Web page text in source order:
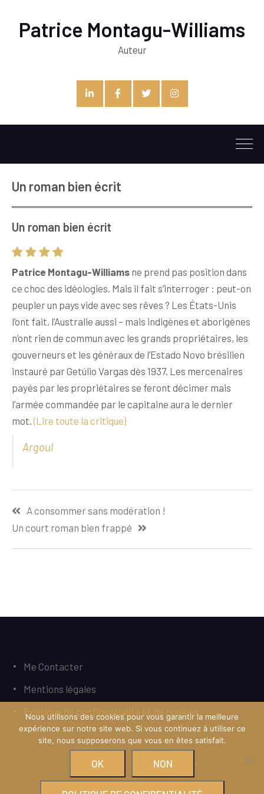
Patrice Montagu-Williams
Auteur
Un roman bien écrit
Un roman bien écrit
Patrice Montagu-Williams ne prend pas position dans
ce choc des idéologies. Mais il fait s’interroger : peut-on
peupler un pays vide avec ses rêves ? Les États-Unis
l’ont fait, l’Australie aussi – mais indigènes et aborigènes
n’ont rien de commun avec les grands propriétaires, les
gouverneurs et les généraux de l’Estado Novo brésilien
instauré par Getúlio Vargas dès 1937. Les mercenaires
payés par les propriétaires se feront décimer mais
l’armée commandée par le capitaine aura le dernier
mot.(Lire toute la critique)
Argoul
A consommer sans modération !
Un court roman bien frappé
Me Contacter
Mentions légales
Politique de confidentialité et de cookies
Copyright © Tous droits réservés.
Nous utilisons des cookies pour vous garantir la meilleure
expérience sur notre site web. Si vous continuez à utiliser ce
site, nous supposerons que vous en êtes satisfait.
OK NON